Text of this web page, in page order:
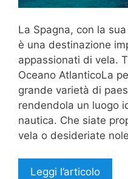
La Spagna, con la
è una destinazione
appassionati di vela.
Oceano AtlanticoLa
grande varietà di
rendendola un luogo
nautica. Che siate
vela o desideriate
Leggi l’articolo